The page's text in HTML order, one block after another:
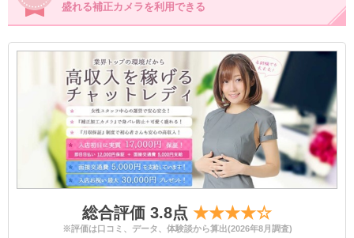
盛れる補正カメラを利用できる
総合評価 3.8点 ★★★★☆
※評価は口コミ、データ、体験談から算出(2026年8月調査)